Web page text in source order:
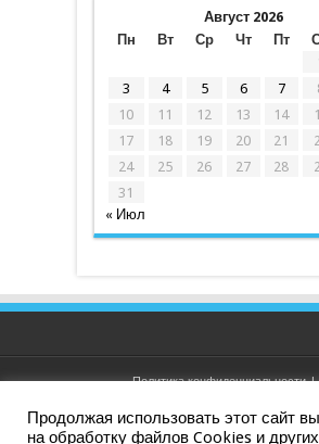
Август 2026
Пн
Вт Ср Чт Пт
3
4 5 6 7
10
11 12 13 14
17
18 19 20 21
24
25 26 27 28
31
« Июл
Политика конфиденциальности|
Продолжая использовать этот сайт
на обработку файлов Cookies и других